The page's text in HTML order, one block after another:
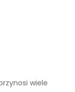
wiele